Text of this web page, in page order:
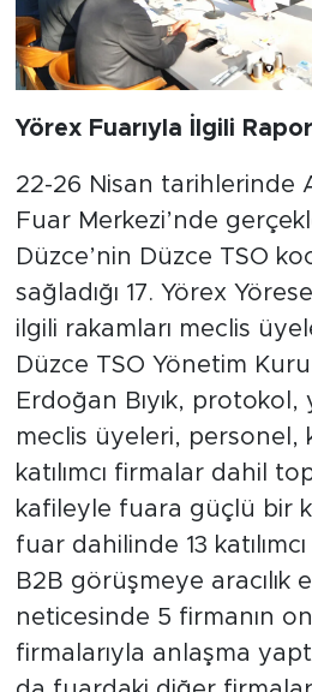
Yörex Fuarıyla İlgili Rapor
22-26 Nisan tarihlerinde
Fuar Merkezi’nde
Düzce’nin Düzce TSO
sağladığı 17. Yörex
ilgili rakamları meclis
Düzce TSO Yönetim
Erdoğan Bıyık,
meclis üyeleri, personel,
katılımcı firmalar dahil
kafileyle fuara güçlü bir
fuar dahilinde 13
B2B görüşmeye aracılık
neticesinde 5 firmanın
firmalarıyla anlaşma